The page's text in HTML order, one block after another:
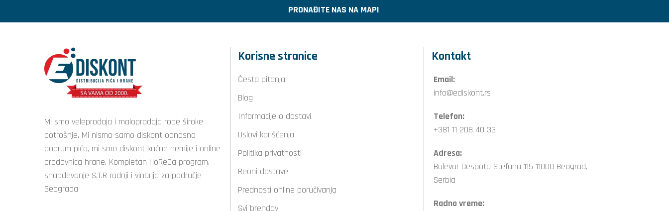
PRONAĐITE NAS NA MAPI
Mi smo veleprodaja i maloprodaja robe široke
potrošnje. Mi nismo samo diskont odnosno
podrum pića, mi smo diskont kućne hemije i online
prodavnica hrane. Kompletan HoReCa program,
snabdevanje S.T.R radnji i vinarija za područje
Beograda
Korisne stranice
Česta pitanja
Blog
Informacije o dostavi
Uslovi korišćenja
Politika privatnosti
Reoni dostave
Prednosti online poručivanja
Svi brendovi
Kontakt
Email:
info@ediskont.rs
Telefon:
+381 11 208 40 33
Adresa:
Bulevar Despota Stefana 115 11000 Beograd,
Serbia
Radno vreme: